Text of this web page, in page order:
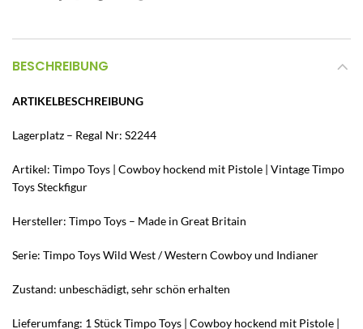
BESCHREIBUNG
ARTIKELBESCHREIBUNG
Lagerplatz – Regal Nr: S2244
Artikel: Timpo Toys | Cowboy hockend mit Pistole | Vintage Timpo
Toys Steckfigur
Hersteller: Timpo Toys – Made in Great Britain
Serie: Timpo Toys Wild West / Western Cowboy und Indianer
Zustand: unbeschädigt, sehr schön erhalten
Lieferumfang: 1 Stück Timpo Toys | Cowboy hockend mit Pistole |